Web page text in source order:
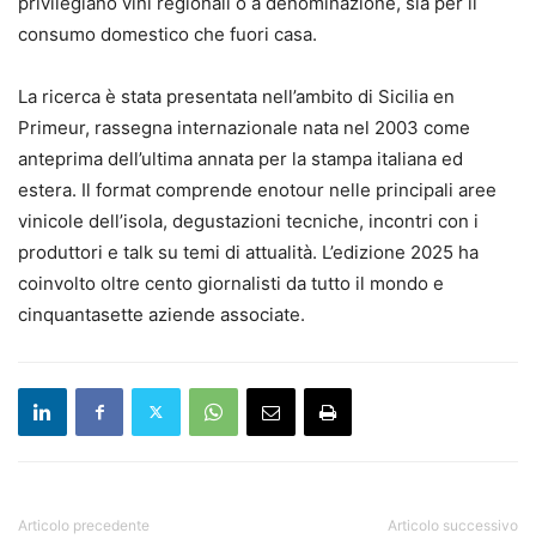
consumo domestico che fuori casa.
La ricerca è stata presentata nell’ambito di Sicilia en
Primeur, rassegna internazionale nata nel 2003 come
anteprima dell’ultima annata per la stampa italiana ed
estera. Il format comprende enotour nelle principali aree
vinicole dell’isola, degustazioni tecniche, incontri con i
produttori e talk su temi di attualità. L’edizione 2025 ha
coinvolto oltre cento giornalisti da tutto il mondo e
cinquantasette aziende associate.
Articolo precedente Articolo successivo